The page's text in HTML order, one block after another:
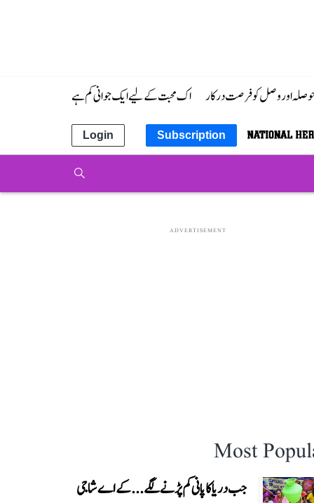
حوصلہ اور وصل کو فرصت درکار اک محبت کے لیے ایک جوانی کم ہے
Subscription
Login
ADVERTISEMENT
Most
جب دریا کا پانی کم پڑنے لگے...کے اے شاجی